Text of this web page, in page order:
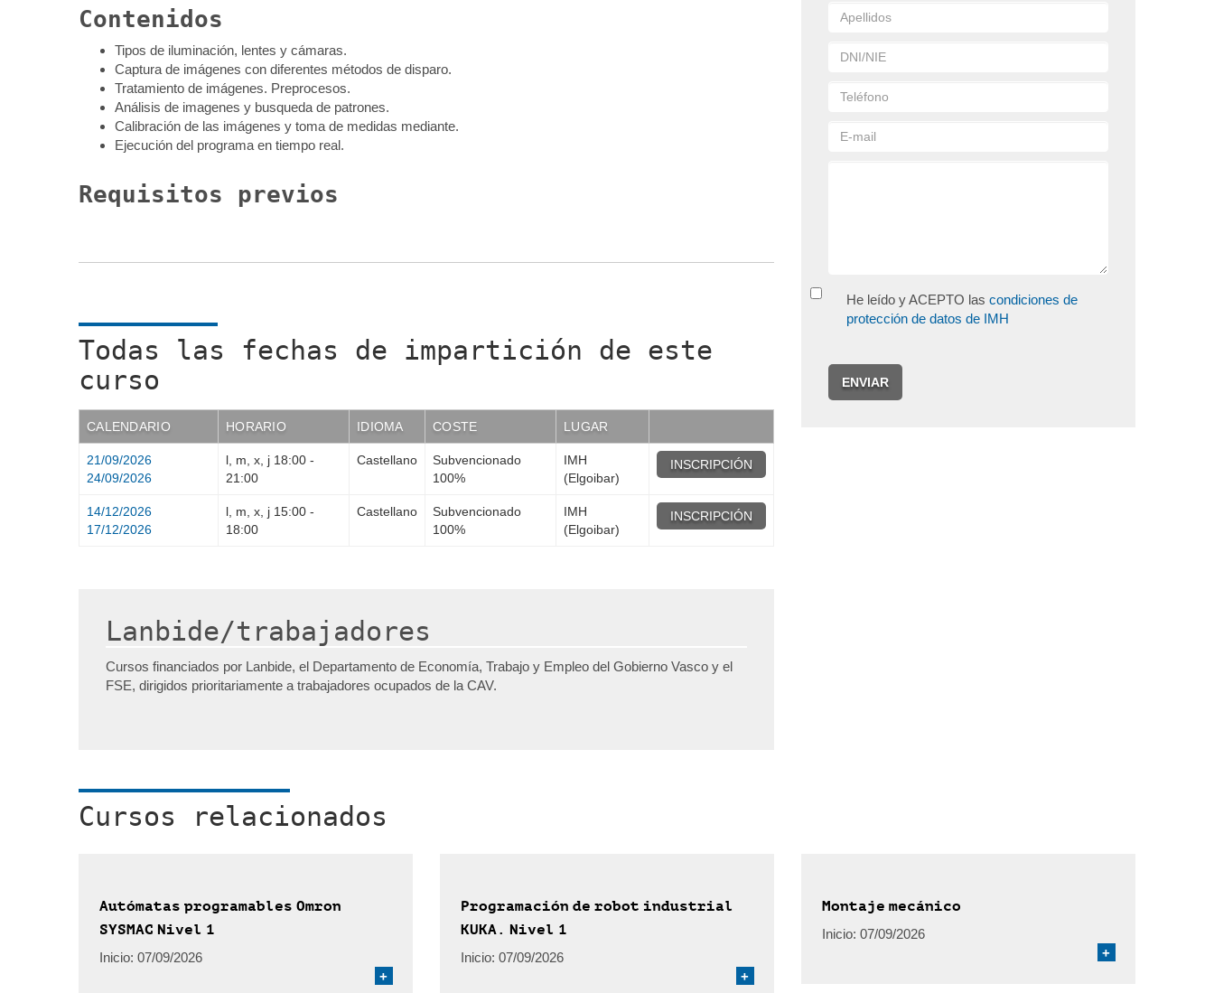
Contenidos
Tipos de iluminación, lentes y cámaras.
Captura de imágenes con diferentes métodos de disparo.
Tratamiento de imágenes. Preprocesos.
Análisis de imagenes y busqueda de patrones.
Calibración de las imágenes y toma de medidas mediante.
Ejecución del programa en tiempo real.
Requisitos previos
Todas las fechas de impartición de este
curso
CALENDARIO HORARIO IDIOMA COSTE LUGAR
21/09/2026
24/09/2026
l, m, x, j 18:00 -
21:00
Castellano
Subvencionado
100%
IMH
(Elgoibar)
INSCRIPCIÓN
14/12/2026
17/12/2026
l, m, x, j 15:00 -
18:00
Castellano
Subvencionado
100%
IMH
(Elgoibar)
INSCRIPCIÓN
Lanbide/trabajadores
Cursos financiados por Lanbide, el Departamento de Economía, Trabajo y Empleo del Gobierno Vasco y el
FSE, dirigidos prioritariamente a trabajadores ocupados de la CAV.
He leído y ACEPTO las condiciones de
protección de datos de IMH
ENVIAR
Cursos relacionados
Autómatas programables Omron
SYSMAC Nivel 1
Inicio: 07/09/2026
+
Programación de robot industrial
KUKA. Nivel 1
Inicio: 07/09/2026
+
Montaje mecánico
Inicio: 07/09/2026
+